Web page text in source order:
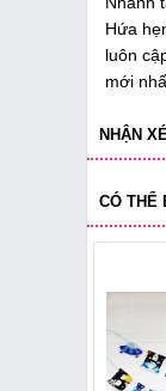
Hứa
luôn
mới
NHẬN
CÓ THỂ